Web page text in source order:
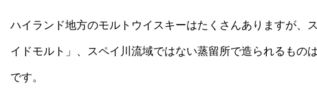
ハイランド地方のモルトウイスキーはたくさんありますが、
イドモルト」、スペイ川流域ではない蒸留所で造られるもの
です。